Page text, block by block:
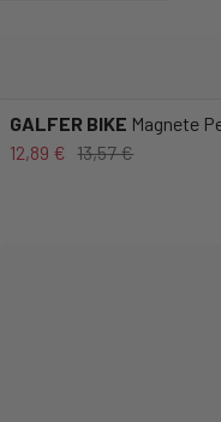
GALFER BIKE Magnete
12,89 € 13,57 €